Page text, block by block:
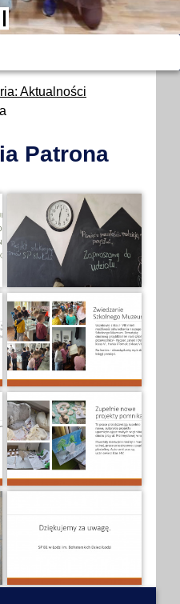
Aktualności
Patrona